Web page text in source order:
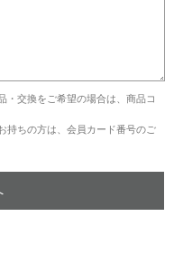
交換をご希望の場合は、商品コ
持ちの方は、会員カード番号のご